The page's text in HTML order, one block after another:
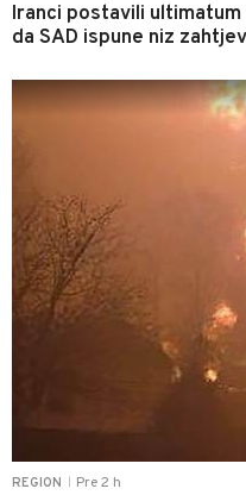
Iranci postavili
da SAD ispune niz
REGION Pre 2 h